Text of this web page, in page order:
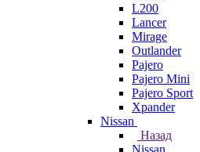
L200
Lancer
Mirage
Outlander
Pajero
Pajero Mini
Pajero Sport
Xpander
Nissan
Назад
Nissan